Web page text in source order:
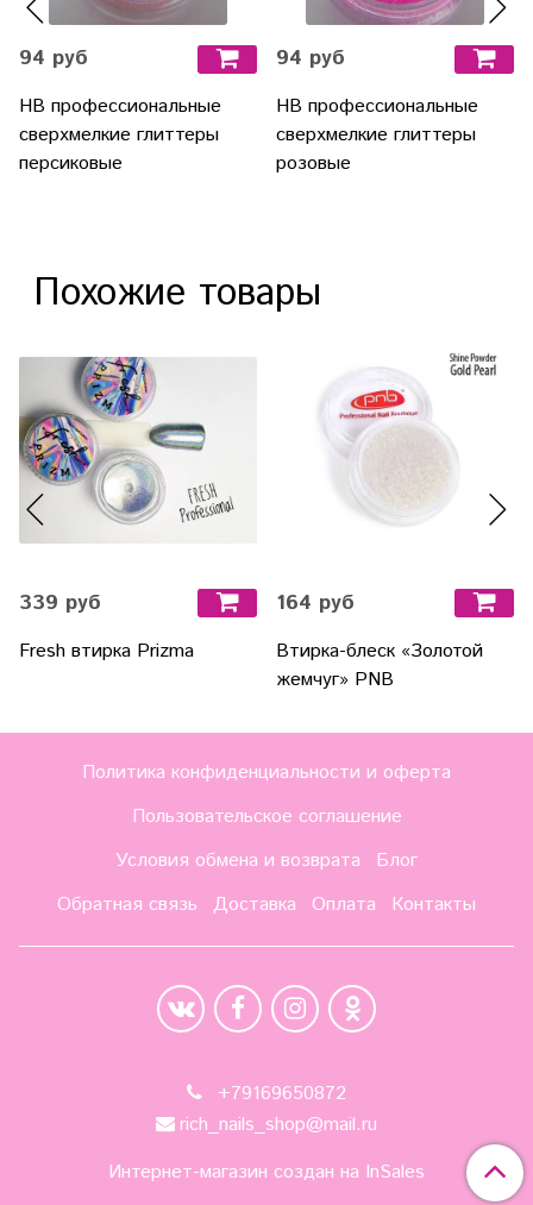
94 руб
HB профессиональные
сверхмелкие глиттеры
персиковые
94 руб
HB профессиональные
сверхмелкие глиттеры
розовые
Похожие товары
339 руб
Fresh втирка Prizma
164 руб
Втирка-блеск «Золотой
жемчуг» PNB
Политика конфиденциальности и оферта
Пользовательское соглашение
Условия обмена и возврата
Блог
Обратная связь
Доставка Оплата Контакты
+79169650872
rich_nails_shop@mail.ru
Интернет-магазин создан на InSales